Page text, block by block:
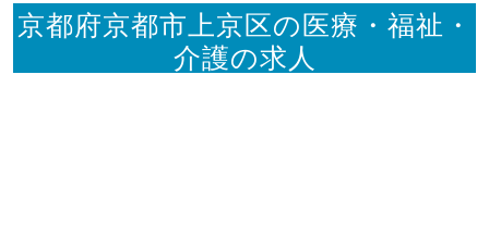
京都府京都市上京区の医療・福祉・
介護の求人